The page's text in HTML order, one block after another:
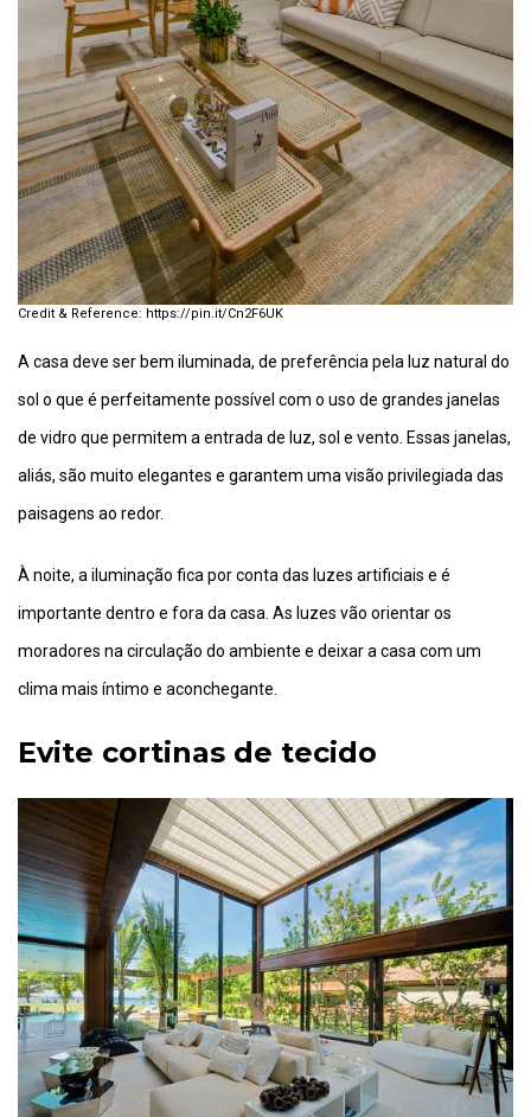
https://pin.it/Cn2F6UK
A casa deve ser bem iluminada, de preferência pela luz natural do
sol o que é perfeitamente possível com o uso de grandes janelas
de vidro que permitem a entrada de luz, sol e vento. Essas janelas,
aliás, são muito elegantes e garantem uma visão privilegiada das
paisagens ao redor.
À noite, a iluminação fica por conta das luzes artificiais e é
importante dentro e fora da casa. As luzes vão orientar os
moradores na circulação do ambiente e deixar a casa com um
clima mais íntimo e aconchegante.
Evite cortinas de tecido